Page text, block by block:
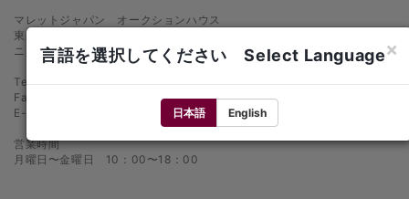
マレットジャパン オークションハウス
東京都千代田区麹町1-3-1
ニッセイ半蔵門ビル1階
Tel.: 03-5216-2480
Fax: 03-5216-2481
E-mail:
営業時間
月曜日〜金曜日 10：00〜18：00
言語を選択してください Select Language×
日本語 English